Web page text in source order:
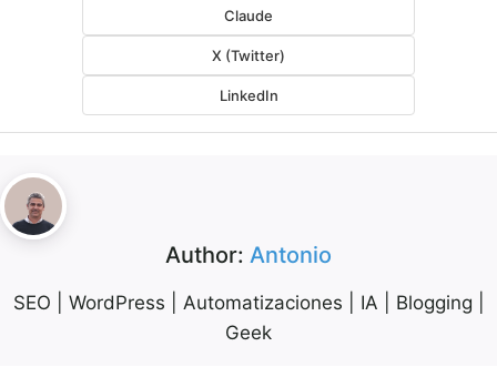
Claude
X (Twitter)
LinkedIn
Author: Antonio
SEO | WordPress | Automatizaciones | IA | Blogging |
Geek